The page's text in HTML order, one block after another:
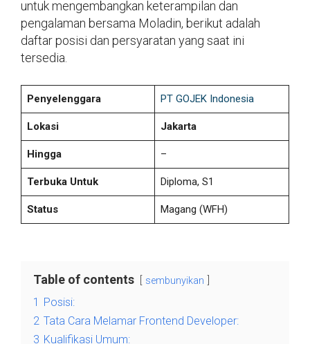
untuk mengembangkan keterampilan dan
pengalaman bersama Moladin, berikut adalah
daftar posisi dan persyaratan yang saat ini
tersedia.
Penyelenggara PT GOJEK Indonesia
Lokasi Jakarta
Hingga –
Terbuka Untuk Diploma, S1
Status Magang (WFH)
Table of contents sembunyikan
1
Posisi:
2 Tata Cara Melamar Frontend Developer:
3 Kualifikasi Umum: